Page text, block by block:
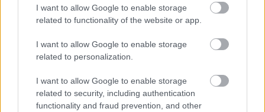
I want to allow Google to enable storage
related to functionality of the website or app.
I want to allow Google to enable storage
related to personalization.
I want to allow Google to enable storage
related to security, including authentication
functionality and fraud prevention, and other
Επιπλέον, το ξενοδοχείο διαθέτει έναν ειδικό χώρο spa